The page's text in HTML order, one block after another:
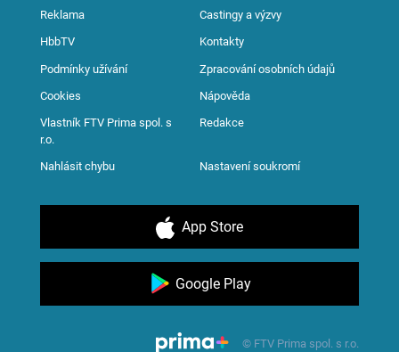
Reklama Castingy a výzvy
HbbTV Kontakty
Podmínky užívání Zpracování osobních údajů
Cookies Nápověda
Vlastník FTV Prima spol. s
r.o.
Redakce
Nahlásit chybu Nastavení soukromí
App Store
Google Play
© FTV Prima spol. s r.o.